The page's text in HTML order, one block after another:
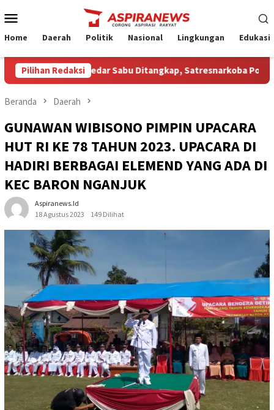
ke
Mobile
Home Daerah Politik Nasional Lingkungan Edukasi
Pilihan Redaksi
Terduga Pengedar Sabu Ditangkap, Satresnarkoba Polres
Beranda Daerah
GUNAWAN WIBISONO PIMPIN UPACARA
HUT RI KE 78 TAHUN 2023. UPACARA DI
HADIRI BERBAGAI ELEMEND YANG ADA DI
KEC BARON NGANJUK
Aspiranews.id
18 Agustus 2023
149 Dilihat